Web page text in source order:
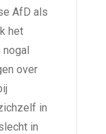
AfD als
het
nogal
over
in
in